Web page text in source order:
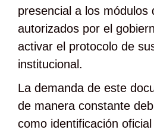
presencial a los módulos
autorizados por el
activar el protocolo de
institucional.
La demanda de este
de manera constante
como identificación